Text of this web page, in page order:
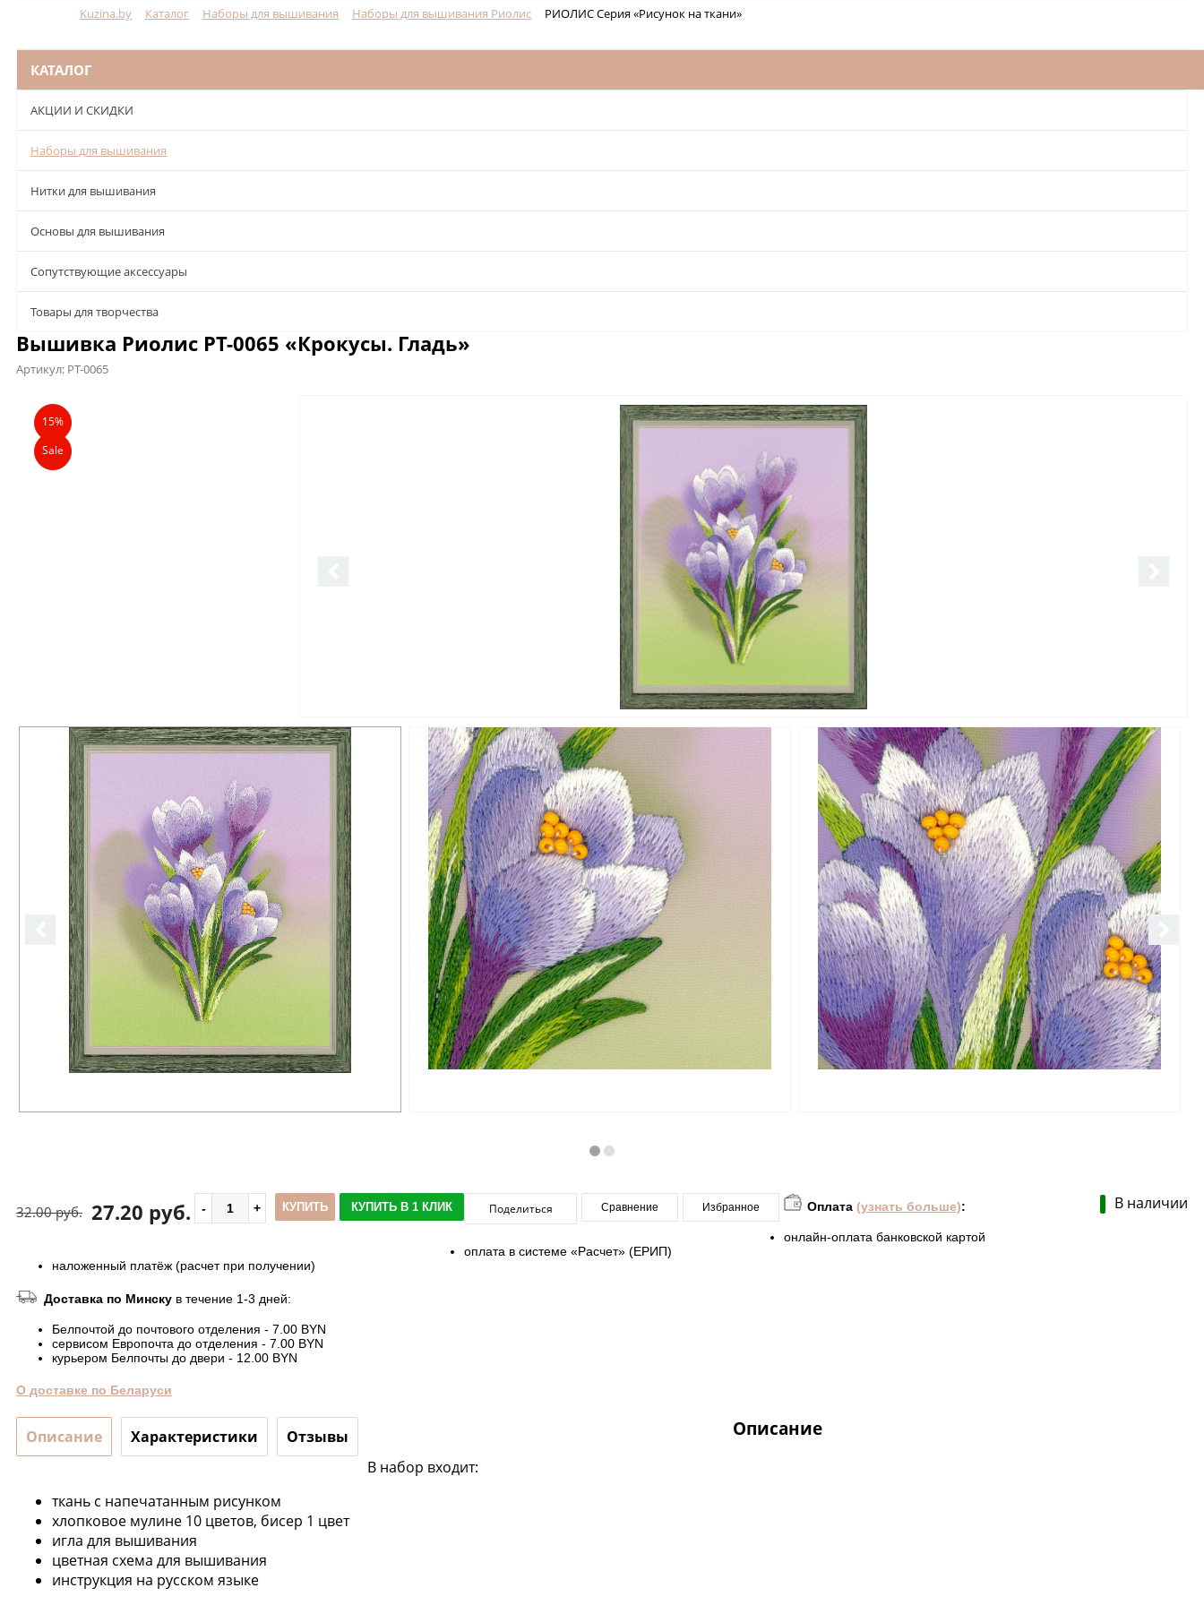
Kuzina.by Каталог Наборы для вышивания Наборы для вышивания Риолис РИОЛИС Серия «Рисунок на ткани»
КАТАЛОГ
АКЦИИ И СКИДКИ
Наборы для вышивания
Нитки для вышивания
Основы для вышивания
Сопутствующие аксессуары
Товары для творчества
Вышивка Риолис РТ-0065 «Крокусы. Гладь»
Артикул: РТ-0065
Описание
15%
Sale
В наличии
27.20 руб.
32.00 руб. КУПИТЬ КУПИТЬ В 1 КЛИК Поделиться Сравнение Избранное Оплата (узнать больше):
онлайн-оплата банковской картой
оплата в системе «Расчет» (ЕРИП)
наложенный платёж (расчет при получении)
Доставка по Минску в течение 1-3 дней:
Белпочтой до почтового отделения - 7.00 BYN
сервисом Европочта до отделения - 7.00 BYN
курьером Белпочты до двери - 12.00 BYN
О доставке по Беларуси
Описание Характеристики Отзывы Описание
В набор входит:
ткань с напечатанным рисунком
хлопковое мулине 10 цветов, бисер 1 цвет
игла для вышивания
цветная схема для вышивания
инструкция на русском языке